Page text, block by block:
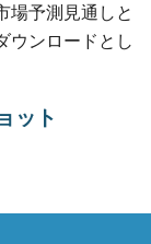
場予測見通しと
ウンロードとし
ット